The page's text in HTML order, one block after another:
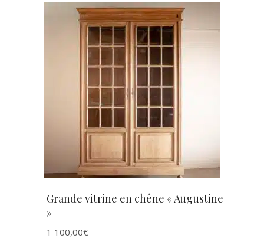
AJOUTER AU PANIER
Grande vitrine en chêne « Augustine
»
1 100,00€